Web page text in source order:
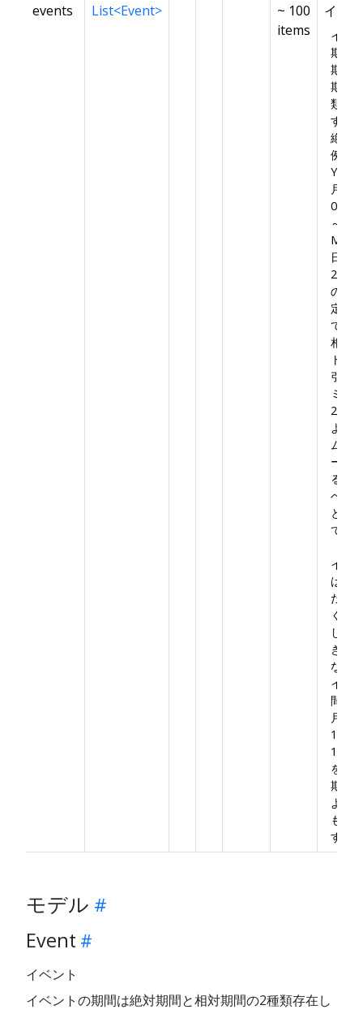
events
List<Event>
~ 100
items
イベ
イベ
期間
期間
期間
類存
す。
絶対
例え
YYYY
月DD
～
MM
日
のよ
定の
で、
相対
トリ
引い
ミン
24時
よう
ムプ
ー毎
る期
ベン
とす
です
イベ
は開
だけ
く、
しが
きる
なっ
イベ
間の
月曜
10:00
11:00
をイ
期間
よう
も可
す。
モデル
Event
イベント
イベントの期間は絶対期間と相対期間の2種類存在し